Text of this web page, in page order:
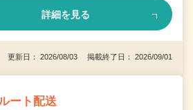
詳細を見る
更新日： 2026/08/03 掲載終了日： 2026/09/01
ート配送